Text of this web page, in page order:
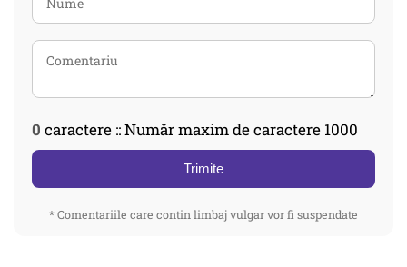
0 caractere :: Număr maxim de caractere 1000
Trimite
* Comentariile care contin limbaj vulgar vor fi suspendate